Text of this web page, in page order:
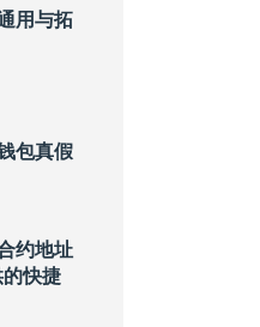
用与拓
包真假
约地址
快捷